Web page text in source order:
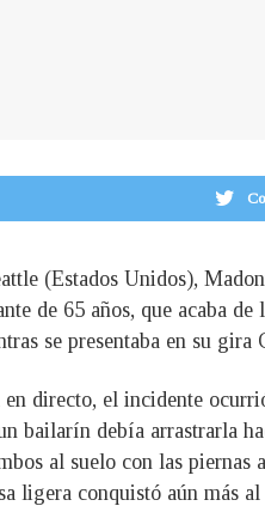
(Estados Unidos),
de 65 años, que acaba
se presentaba en su gira
directo, el incidente
bailarín debía arrastrarla
al suelo con las piernas
ligera conquistó aún más